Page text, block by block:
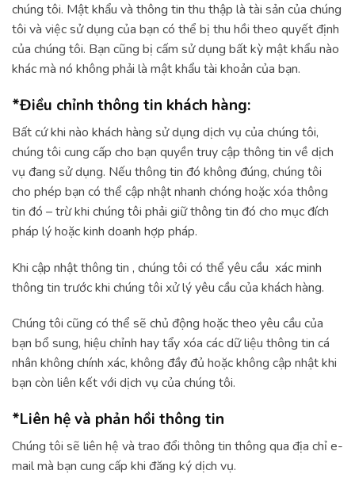
chúng tôi. Mật khẩu và thông tin thu thập là tài sản của chúng
tôi và việc sử dụng của bạn có thể bị thu hồi theo quyết định
của chúng tôi. Bạn cũng bị cấm sử dụng bất kỳ mật khẩu nào
khác mà nó không phải là mật khẩu tài khoản của bạn.
*Điều chỉnh thông tin khách hàng:
Bất cứ khi nào khách hàng sử dụng dịch vụ của chúng tôi,
chúng tôi cung cấp cho bạn quyền truy cập thông tin về dịch
vụ đang sử dụng. Nếu thông tin đó không đúng, chúng tôi
cho phép bạn có thể cập nhật nhanh chóng hoặc xóa thông
tin đó – trừ khi chúng tôi phải giữ thông tin đó cho mục đích
pháp lý hoặc kinh doanh hợp pháp.
Khi cập nhật thông tin , chúng tôi có thể yêu cầu xác minh
thông tin trước khi chúng tôi xử lý yêu cầu của khách hàng.
Chúng tôi cũng có thể sẽ chủ động hoặc theo yêu cầu của
bạn bổ sung, hiệu chỉnh hay tẩy xóa các dữ liệu thông tin cá
nhân không chính xác, không đầy đủ hoặc không cập nhật khi
bạn còn liên kết với dịch vụ của chúng tôi.
*Liên hệ và phản hồi thông tin
Chúng tôi sẽ liên hệ và trao đổi thông tin thông qua địa chỉ e-
mail mà bạn cung cấp khi đăng ký dịch vụ.